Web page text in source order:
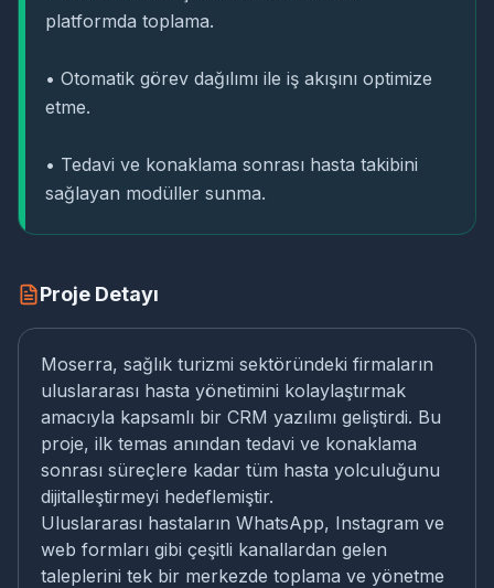
platformda toplama.
• Otomatik görev dağılımı ile iş akışını optimize
etme.
• Tedavi ve konaklama sonrası hasta takibini
sağlayan modüller sunma.
Proje Detayı
Moserra, sağlık turizmi sektöründeki firmaların
uluslararası hasta yönetimini kolaylaştırmak
amacıyla kapsamlı bir CRM yazılımı geliştirdi. Bu
proje, ilk temas anından tedavi ve konaklama
sonrası süreçlere kadar tüm hasta yolculuğunu
dijitalleştirmeyi hedeflemiştir.
Uluslararası hastaların WhatsApp, Instagram ve
web formları gibi çeşitli kanallardan gelen
taleplerini tek bir merkezde toplama ve yönetme